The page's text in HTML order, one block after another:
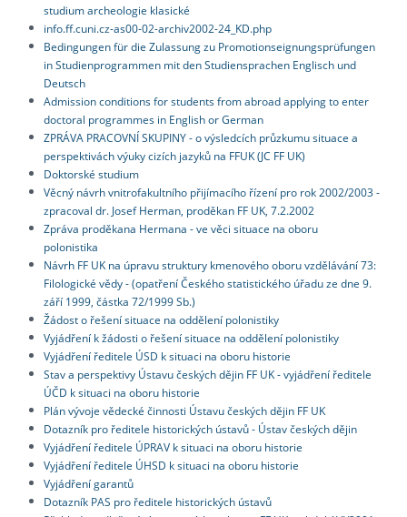
studium archeologie klasické
info.ff.cuni.cz-as00-02-archiv2002-24_KD.php
Bedingungen für die Zulassung zu Promotionseignungsprüfungen
in Studienprogrammen mit den Studiensprachen Englisch und
Deutsch
Admission conditions for students from abroad applying to enter
doctoral programmes in English or German
ZPRÁVA PRACOVNÍ SKUPINY - o výsledcích průzkumu situace a
perspektivách výuky cizích jazyků na FFUK (JC FF UK)
Doktorské studium
Věcný návrh vnitrofakultního přijímacího řízení pro rok 2002/2003 -
zpracoval dr. Josef Herman, proděkan FF UK, 7.2.2002
Zpráva proděkana Hermana - ve věci situace na oboru
polonistika
Návrh FF UK na úpravu struktury kmenového oboru vzdělávání 73:
Filologické vědy - (opatření Českého statistického úřadu ze dne 9.
září 1999, částka 72/1999 Sb.)
Žádost o řešení situace na oddělení polonistiky
Vyjádření k žádosti o řešení situace na oddělení polonistiky
Vyjádření ředitele ÚSD k situaci na oboru historie
Stav a perspektivy Ústavu českých dějin FF UK - vyjádření ředitele
ÚČD k situaci na oboru historie
Plán vývoje vědecké činnosti Ústavu českých dějin FF UK
Dotazník pro ředitele historických ústavů - Ústav českých dějin
Vyjádření ředitele ÚPRAV k situaci na oboru historie
Vyjádření ředitele ÚHSD k situaci na oboru historie
Vyjádření garantů
Dotazník PAS pro ředitele historických ústavů